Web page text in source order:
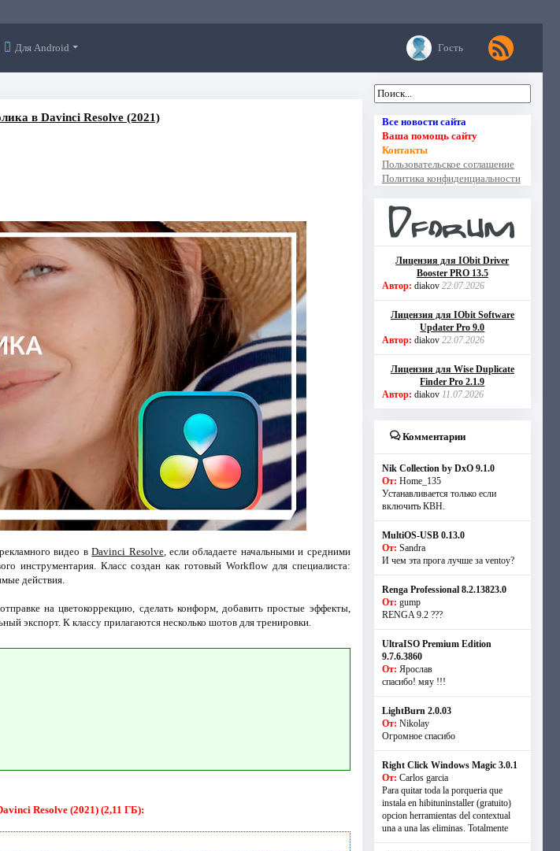
Для Android Гость
в Davinci Resolve (2021)
видео вDavinci Resolve, если обладаете начальными и средними
инструментария. Класс создан как готовый Workflow для специалиста:
действия.
на цветокоррекцию, сделать конформ, добавить простые эффекты,
экспорт. К классу прилагаются несколько шотов для тренировки.
Resolve (2021) (2,11 ГБ):
Все новости сайта
Ваша помощь сайту
Контакты
Пользовательское соглашение
Политика конфиденциальности
Лицензия для IObit Driver
Booster PRO 13.5
Автор: diakov 22.07.2026
Лицензия для IObit Software
Updater Pro 9.0
Автор: diakov 22.07.2026
Лицензия для Wise Duplicate
Finder Pro 2.1.9
Автор: diakov 11.07.2026
Комментарии
Nik Collection by DxO 9.1.0
От: Home_135
Устанавливается только если
включить КВН.
MultiOS-USB 0.13.0
От: Sandra
И чем эта прога лучше за ventoy?
Renga Professional 8.2.13823.0
От: gump
RENGA 9.2 ???
UltraISO Premium Edition
9.7.6.3860
От: Ярослав
спасибо! мяу !!!
LightBurn 2.0.03
От: Nikolay
Огромное спасибо
Right Click Windows Magic 3.0.1
От: Carlos garcia
Para quitar toda la porqueria que
instala en hibituninstaller (gratuito)
opcion herramientas del contextual
una a una las eliminas. Totalmente